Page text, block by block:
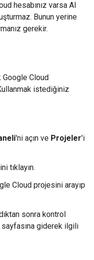
hesabınız varsa AI
Bunun yerine
gerekir.
Google Cloud
istediğiniz
'ni açın ve Projeler'i
tıklayın.
Cloud projesini arayıp
sonra kontrol
sayfasına giderek ilgili